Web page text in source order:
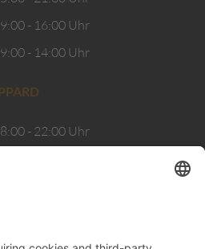
- 16:00 Uhr
- 14:00 Uhr
- 22:00 Uhr